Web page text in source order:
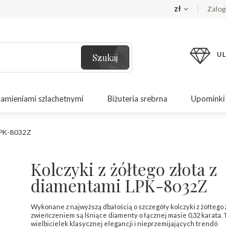
zł
Szukaj
szlachetnymi Biżuteria srebrna Upominki
8032Z
Kolczyki z żółtego złota z
diamentami LPK-8032Z
Wykonane z najwyższą dbałością o szczegóły kolczyki z żółtego
zwieńczeniem są lśniące diamenty o łącznej masie 0,32 karata.
wielbicielek klasycznej elegancji i nieprzemijających trendó